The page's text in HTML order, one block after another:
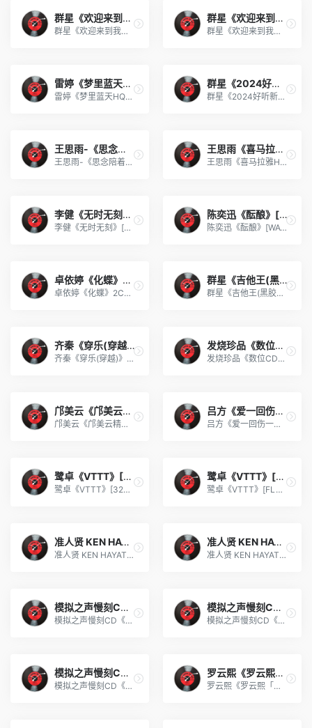
逆水寒手游丹青杀机任务怎么过 逆水寒手游丹青杀
27 《质量效应》系列销量突破25
30 Blast Slam S1参赛名单出炉：
27 红警2尤里的
30 苹果电脑怎么
群星《欢迎来到我身边 电影原
群星《欢迎来到我身边 电影原声专辑》[320K/MP3][105.02MB]
群星《欢迎来到我身边 电影原
群星《欢迎来到我身边 电影原声专辑》[FLAC/分轨][480.9MB]
雷婷《梦里蓝天HQⅡ》 2023头
雷婷《梦里蓝天HQⅡ》 2023头版限量编号低速原抓[WAV+CUE][463M]
群星《2024好听新歌42》AI调
群星《2024好听新歌42》AI调整音效【WAV分轨】
王思雨-《思念陪着鸿雁飞》W
王思雨-《思念陪着鸿雁飞》WAV
王思雨《喜马拉雅HQ》头版限
王思雨《喜马拉雅HQ》头版限量编号[WAV+CUE]
李健《无时无刻》[WAV+CUE][
李健《无时无刻》[WAV+CUE][590M]
陈奕迅《酝酿》[WAV分轨][50
陈奕迅《酝酿》[WAV分轨][502M]
卓依婷《化蝶》2CD[WAV+CUE]
卓依婷《化蝶》2CD[WAV+CUE][1.1G]
群星《吉他王(黑胶CD)》[WAV
群星《吉他王(黑胶CD)》[WAV+CUE]
齐秦《穿乐(穿越)》[WAV+CUE
齐秦《穿乐(穿越)》[WAV+CUE]
发烧珍品《数位CD音响测试-动
发烧珍品《数位CD音响测试-动向效果（九）》【WAV+CUE】
邝美云《邝美云精装歌集》[D
邝美云《邝美云精装歌集》[DSF][1.6G]
吕方《爱一回伤一回》[WAV+C
吕方《爱一回伤一回》[WAV+CUE][454M]
鹭卓《VTTT》[320K/MP3][45.
鹭卓《VTTT》[320K/MP3][45.03MB]
鹭卓《VTTT》[FLAC/分轨][15
鹭卓《VTTT》[FLAC/分轨][150.87MB]
准人贤 KEN HAYATO《谁会想要
准人贤 KEN HAYATO《谁会想要密室的生活 DEAR+》[320K/MP3][53.72MB]
准人贤 KEN HAYATO《谁会想要
准人贤 KEN HAYATO《谁会想要密室的生活 DEAR+》[FLAC/分轨][136.42MB]
模拟之声慢刻CD《腾格尔试音
模拟之声慢刻CD《腾格尔试音精逊[日本母带][低速原抓WAV+CUE]
模拟之声慢刻CD《王杰粤语金
模拟之声慢刻CD《王杰粤语金曲[日本母带]》[正版CD低速原抓WAV+CUE]
模拟之声慢刻CD《摇滚五杰》
模拟之声慢刻CD《摇滚五杰》[低速原抓WAV+CUE]
罗云熙《罗云熙「此刻 X 以光
罗云熙《罗云熙「此刻 X 以光」演唱会Live合辑》[320K/MP3][184.22MB]